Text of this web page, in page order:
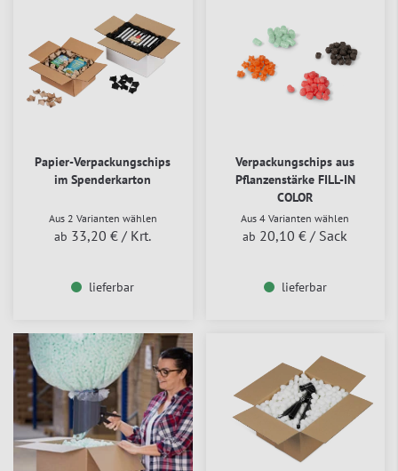
Papier-Verpackungschips
im Spenderkarton
Aus 2 Varianten wählen
ab 33,20 € / Krt.
lieferbar
Verpackungschips aus
Pflanzenstärke FILL-IN
COLOR
Aus 4 Varianten wählen
ab 20,10 € / Sack
lieferbar